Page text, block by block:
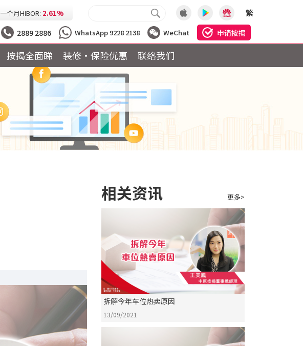
一个月HIBOR: 2.61%
今日最低H按: 3.25%
繁
2889 2886 WhatsApp 9228 2138 WeChat 申请按揭
按揭全面睇 装修·保险优惠 联络我们
相关资讯 更多>
拆解今年车位热卖原因
13/09/2021